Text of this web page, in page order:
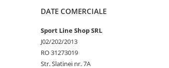
DATE COMERCIALE
Sport Line Shop SRL
J02/202/2013
RO 31273019
Str. Slatinei nr. 7A